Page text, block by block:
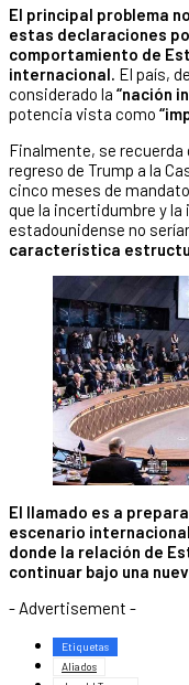
El principal problema
estas declaraciones
comportamiento de
internacional. El país,
considerado la “nación
potencia vista como
Finalmente, se recuerda
regreso de Trump a la
cinco meses de
que la incertidumbre y
estadounidense no
característica
El llamado es a
escenario
donde la relación de
continuar bajo una
- Advertisement -
Etiquetas
Aliados